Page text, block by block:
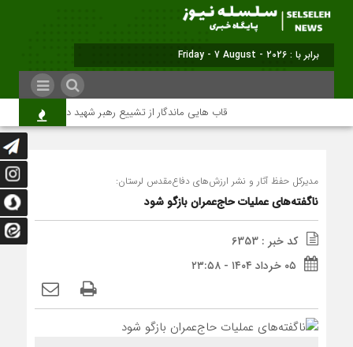
برابر با : Friday - 7 August - 2026
قاب هایی ماندگار از تشییع رهبر شهید در تهران
مدیرکل حفظ آثار و نشر ارزش‌های دفاع‌مقدس لرستان:
ناگفته‌های عملیات حاج‌عمران بازگو شود
کد خبر : 6353
۰۵ خرداد ۱۴۰۴ - ۲۳:۵۸